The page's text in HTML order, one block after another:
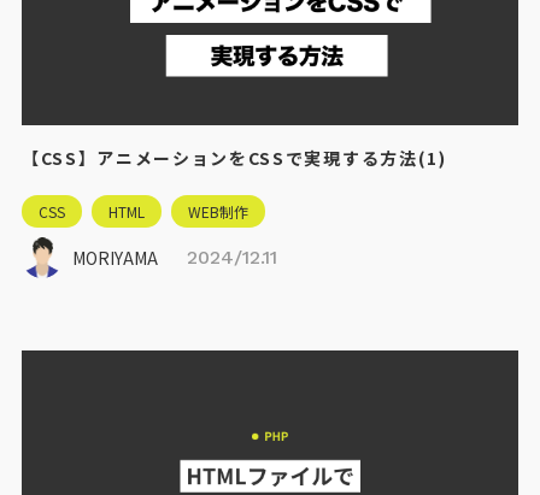
【CSS】アニメーションをCSSで実現する方法(1)
CSS HTML WEB制作
MORIYAMA 2024/12.11